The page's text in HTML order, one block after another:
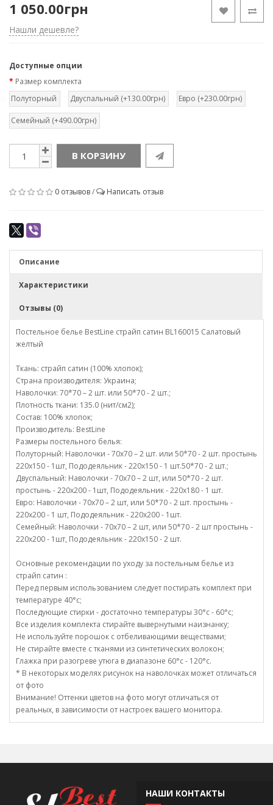
1 050.00грн
Нашли дешевле?
Доступные опции
Размер комплекта
Полуторный
Двуспальный (+130.00грн) Евро (+230.00грн)
Семейный (+490.00грн)
В КОРЗИНУ
0 отзывов/ Написать отзыв
Описание
Характеристики
Отзывы (0)
Постельное белье BestLine страйп сатин BL160015 Салатовый
желтый
Ткань: страйп сатин (100% хлопок);
Страна производителя: Украина;
Наволочки: 70*70 – 2 шт. или 50*70 - 2 шт.;
Плотность ткани: 135.0 (нит/см2);
Состав: 100% хлопок;
Производитель: BestLine
Размеры постельного белья:
Полуторный: Наволочки - 70х70 – 2 шт. или 50*70 - 2 шт. простынь
220х150 - 1шт, Пододеяльник - 220х150 - 1 шт.50*70 - 2 шт.;
Двуспальный: Наволочки - 70х70 – 2 шт, или 50*70 - 2 шт.
простынь - 220х200 - 1шт, Пододеяльник - 220х180 - 1 шт.
Евро: Наволочки - 70х70 – 2 шт, или 50*70 - 2 шт. простынь -
220х200 - 1 шт, Пододеяльник - 220х200 - 1шт.
Семейный: Наволочки - 70х70 – 2 шт, или 50*70 - 2 шт простынь -
220х200 - 1шт, Пододеяльник - 220х150 - 2 шт.
Основные рекомендации по уходу за постельным белье из
страйп сатин :
Перед первым использованием следует постирать комплект при
температуре 40°c;
Последующие стирки - достаточно температуры 30°c - 60°c;
Все изделия комплекта стирайте вывернутыми наизнанку;
Не используйте порошок с отбеливающими веществами;
Не стирайте вместе с тканями из синтетических волокон;
Глажка при разогреве утюга в диапазоне 60°c - 120°c.
* В некоторых моделях рисунок на наволочках может отличаться
от фото
Внимание! Оттенки цветов на фото могут отличаться от
реальных, в зависимости от настроек вашего монитора.
НАШИ КОНТАКТЫ